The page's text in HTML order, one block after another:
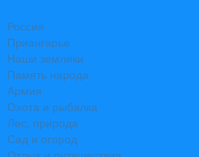
Россия
Приангарье
Наши земляки
Память народа
Армия
Охота и рыбалка
Лес, природа
Сад и огород